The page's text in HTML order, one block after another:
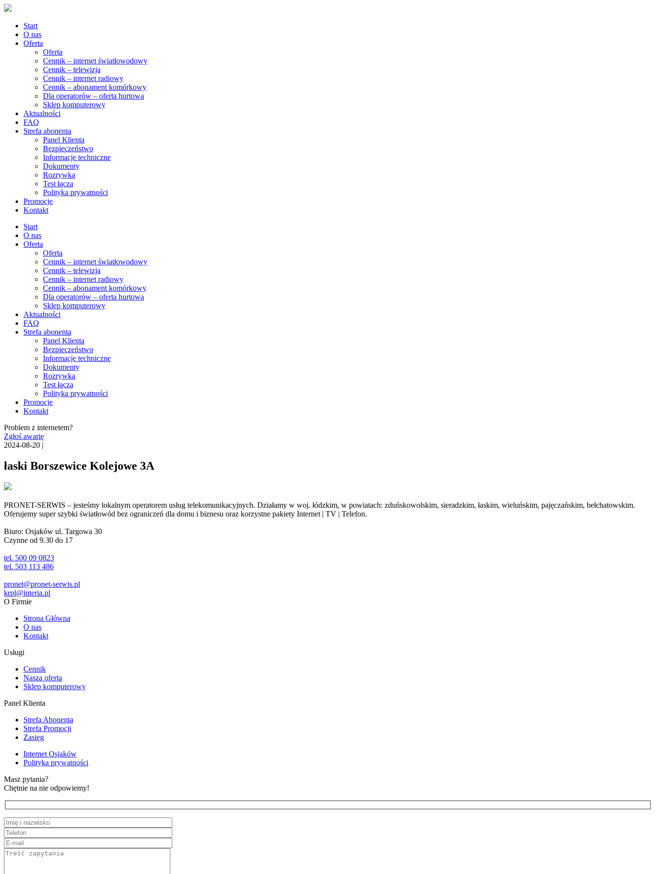
Start
O nas
Oferta
Oferta
Cennik – internet światłowodowy
Cennik – telewizja
Cennik – internet radiowy
Cennik – abonament komórkowy
Dla operatorów – oferta hurtowa
Sklep komputerowy
Aktualności
FAQ
Strefa abonenta
Panel Klienta
Bezpieczeństwo
Informacje techniczne
Dokumenty
Rozrywka
Test łącza
Polityka prywatności
Promocje
Kontakt
Start
O nas
Oferta
Oferta
Cennik – internet światłowodowy
Cennik – telewizja
Cennik – internet radiowy
Cennik – abonament komórkowy
Dla operatorów – oferta hurtowa
Sklep komputerowy
Aktualności
FAQ
Strefa abonenta
Panel Klienta
Bezpieczeństwo
Informacje techniczne
Dokumenty
Rozrywka
Test łącza
Polityka prywatności
Promocje
Kontakt
Problem z internetem?
Zgłoś awarię
2024-08-20 |
łaski Borszewice Kolejowe 3A
PRONET-SERWIS – jesteśmy lokalnym operatorem usług telekomunikacyjnych. Działamy w woj. łódzkim, w powiatach: zduńskowolskim, sieradzkim, łaskim, wieluńskim, pajęczańskim, bełchatowskim.
Oferujemy super szybki światłowód bez ograniczeń dla domu i biznesu oraz korzystne pakiety Internet | TV | Telefon.
Biuro: Osjaków ul. Targowa 30
Czynne od 9.30 do 17
tel. 500 09 0823
tel. 503 113 486
pronet@pronet-serwis.pl
krpl@interia.pl
O Firmie
Strona Główna
O nas
Kontakt
Usługi
Cennik
Nasza oferta
Sklep komputerowy
Panel Klienta
Strefa Abonenta
Strefa Promocji
Zasięg
Internet Osjaków
Polityka prywatności
Masz pytania?
Chętnie na nie odpowiemy!